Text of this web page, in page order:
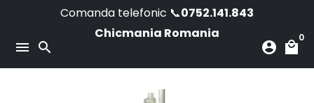
content
Comanda telefonic 📞0752.141.843
menu search
Chicmania Romania
account_circle local_mall
0